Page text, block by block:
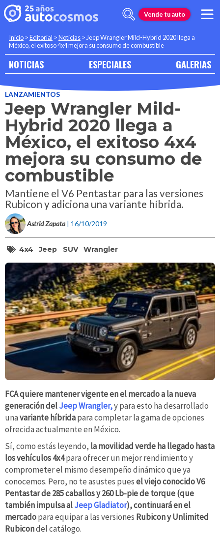
Vende tu auto
Inicio >Editorial >Noticias >Jeep Wrangler Mild-Hybrid 2020 llega a
México, el exitoso 4x4 mejora su consumo de combustible
NOTICIAS ESPECIALES GALERIAS
LANZAMIENTOS
Jeep Wrangler Mild-
Hybrid 2020 llega a
México, el exitoso 4x4
mejora su consumo de
combustible
Mantiene el V6 Pentastar para las versiones
Rubicon y adiciona una variante híbrida.
Astrid Zapata | 16/10/2019
4x4 Jeep SUV Wrangler
FCA quiere mantener vigente en el mercado a la nueva
generación delJeep Wrangler,y para esto ha desarrollado
unavariante híbridapara completar la gama de opciones
ofrecida actualmente en México.
Sí, como estás leyendo, la movilidad verde ha llegado hasta
los vehículos 4x4para ofrecer un mejor rendimiento y
comprometer el mismo desempeño dinámico que ya
conocemos. Pero, no te asustes puesel viejo conocido V6
Pentastar de 285 caballos y 260 Lb-pie de torque (que
también impulsa alJeep Gladiator), continuará en el
mercadopara equipar a las versiones Rubicon y Unlimited
Rubicondel catálogo.